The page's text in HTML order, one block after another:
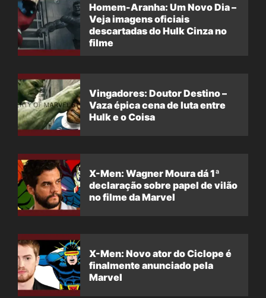
Homem-Aranha: Um Novo Dia –
Veja imagens oficiais
descartadas do Hulk Cinza no
filme
Vingadores: Doutor Destino –
Vaza épica cena de luta entre
Hulk e o Coisa
X-Men: Wagner Moura dá 1ª
declaração sobre papel de vilão
no filme da Marvel
X-Men: Novo ator do Ciclope é
finalmente anunciado pela
Marvel